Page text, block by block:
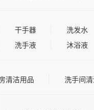
干手器
洗发水
洗手液 沐浴液
清洁用品 洗手间